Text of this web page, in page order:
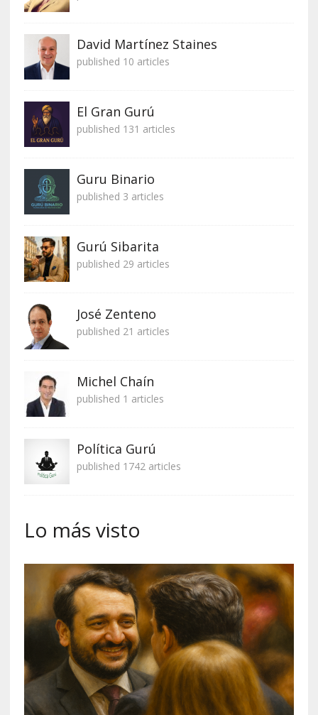
David Martínez Staines
published 10 articles
El Gran Gurú
published 131 articles
Guru Binario
published 3 articles
Gurú Sibarita
published 29 articles
José Zenteno
published 21 articles
Michel Chaín
published 1 articles
Política Gurú
published 1742 articles
Lo más visto